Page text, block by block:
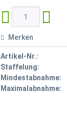
Merken
Artikel-Nr.:
Staffelung:
Mindestabnahme:
Maximalabnahme: